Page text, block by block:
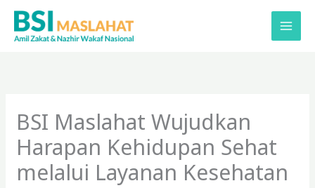
Lewati
konten
BSI Maslahat Wujudkan
Harapan Kehidupan Sehat
melalui Layanan Kesehatan